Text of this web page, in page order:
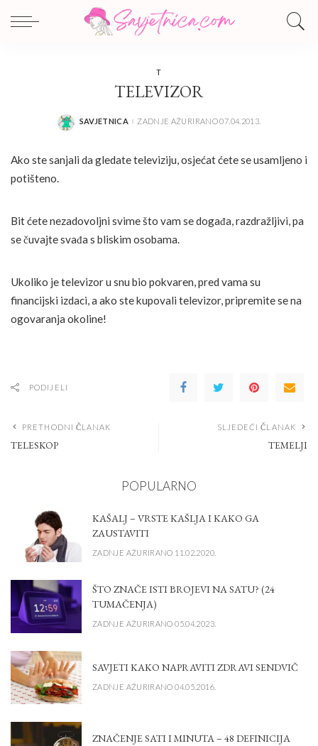
T
TELEVIZOR
POSTED
SAVJETNICA ZADNJE AŽURIRANO 07.04.2013.
Ako ste sanjali da gledate televiziju, osjećat ćete se usamljeno i
potišteno.
Bit ćete nezadovoljni svime što vam se događa, razdražljivi, pa
se čuvajte svađa s bliskim osobama.
Ukoliko je televizor u snu bio pokvaren, pred vama su
financijski izdaci, a ako ste kupovali televizor, pripremite se na
ogovaranja okoline!
PODIJELI
PRETHODNI ČLANAK
TELESKOP
SLJEDEĆI ČLANAK
TEMELJI
POPULARNO
KAŠALJ – VRSTE KAŠLJA I KAKO GA
ZAUSTAVITI
ZADNJE AŽURIRANO 11.02.2020.
ŠTO ZNAČE ISTI BROJEVI NA SATU? (24
TUMAČENJA)
ZADNJE AŽURIRANO 05.04.2023.
SAVJETI KAKO NAPRAVITI ZDRAVI SENDVIČ
ZADNJE AŽURIRANO 04.05.2016.
ZNAČENJE SATI I MINUTA – 48 DEFINICIJA